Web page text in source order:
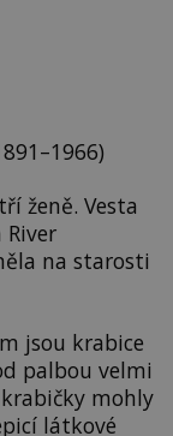
ženě. Vesta
River
na starosti
jsou krabice
palbou velmi
mohly
látkové